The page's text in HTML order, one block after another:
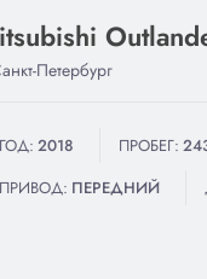
Петербург
ГОД: 2018 ПРОБЕГ:
ПРИВОД: ПЕРЕДНИЙ